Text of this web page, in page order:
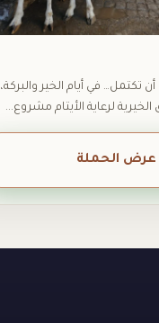
في أيام الخير والبركة،
لرعاية الأيتام مشروع...
عرض الحملة